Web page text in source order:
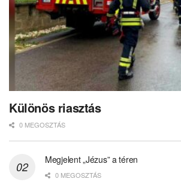
Különös riasztás
0 MEGOSZTÁS
Megjelent „Jézus” a téren
0 MEGOSZTÁS